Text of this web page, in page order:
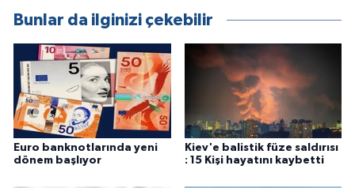
Bunlar da ilginizi çekebilir
Euro banknotlarında yeni
dönem başlıyor
Kiev'e balistik füze saldırısı
: 15 Kişi hayatını kaybetti